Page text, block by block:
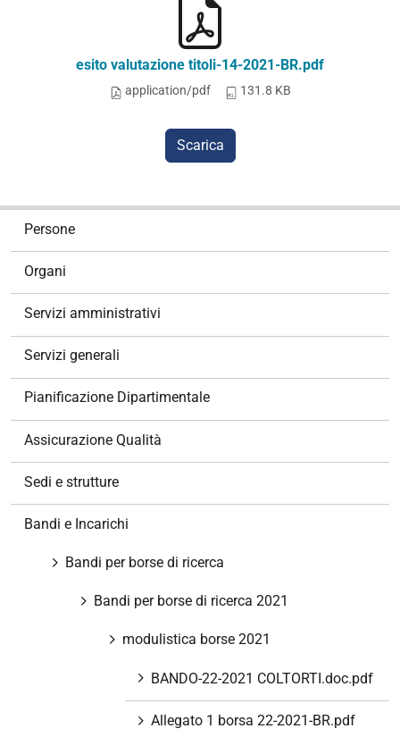
esito valutazione titoli-14-2021-BR.pdf
application/pdf 131.8 KB
Scarica
Persone
Organi
Servizi amministrativi
Servizi generali
Pianificazione Dipartimentale
Assicurazione Qualità
Sedi e strutture
Bandi e Incarichi
Bandi per borse di ricerca
Bandi per borse di ricerca 2021
modulistica borse 2021
BANDO-22-2021 COLTORTI.doc.pdf
Allegato 1 borsa 22-2021-BR.pdf